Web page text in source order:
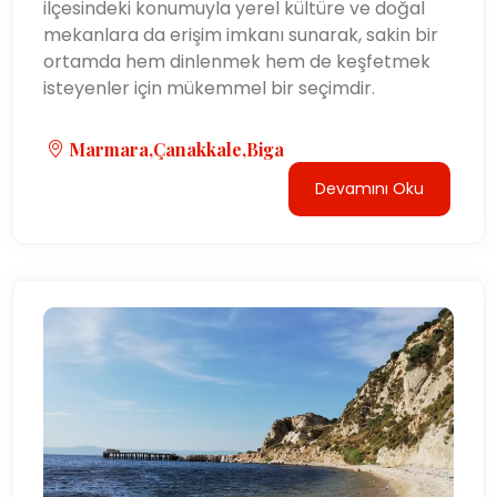
ilçesindeki konumuyla yerel kültüre ve doğal
mekanlara da erişim imkanı sunarak, sakin bir
ortamda hem dinlenmek hem de keşfetmek
isteyenler için mükemmel bir seçimdir.
Marmara,Çanakkale,Biga
Devamını Oku